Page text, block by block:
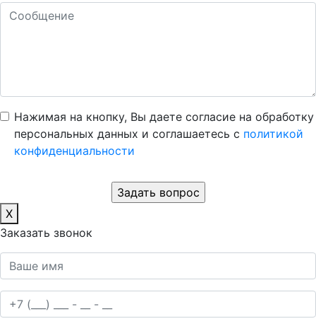
Нажимая на кнопку, Вы даете согласие на обработку
персональных данных и соглашаетесь c политикой
конфиденциальности
X
Заказать звонок